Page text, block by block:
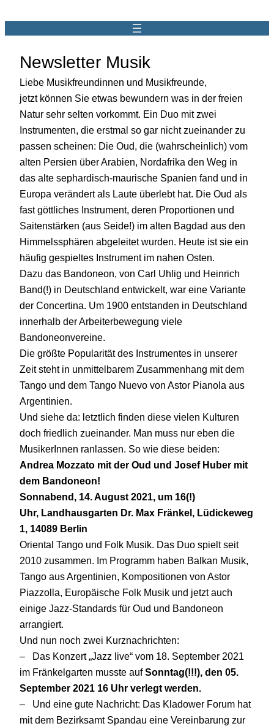
Newsletter Musik
Liebe Musikfreundinnen und Musikfreunde,
jetzt können Sie etwas bewundern was in der freien
Natur sehr selten vorkommt. Ein Duo mit zwei
Instrumenten, die erstmal so gar nicht zueinander zu
passen scheinen: Die Oud, die (wahrscheinlich) vom
alten Persien über Arabien, Nordafrika den Weg in
das alte sephardisch-maurische Spanien fand und in
Europa verändert als Laute überlebt hat. Die Oud als
fast göttliches Instrument, deren Proportionen und
Saitenstärken (aus Seide!) im alten Bagdad aus den
Himmelssphären abgeleitet wurden. Heute ist sie ein
häufig gespieltes Instrument im nahen Osten.
Dazu das Bandoneon, von Carl Uhlig und Heinrich
Band(!) in Deutschland entwickelt, war eine Variante
der Concertina. Um 1900 entstanden in Deutschland
innerhalb der Arbeiterbewegung viele
Bandoneonvereine.
Die größte Popularität des Instrumentes in unserer
Zeit steht in unmittelbarem Zusammenhang mit dem
Tango und dem Tango Nuevo von Astor Pianola aus
Argentinien.
Und siehe da: letztlich finden diese vielen Kulturen
doch friedlich zueinander. Man muss nur eben die
MusikerInnen ranlassen. So wie diese beiden:
Andrea Mozzato mit der Oud und Josef Huber mit
dem Bandoneon!
Sonnabend, 14. August 2021, um 16(!)
Uhr, Landhausgarten Dr. Max Fränkel, Lüdickeweg
1, 14089 Berlin
Oriental Tango und Folk Musik. Das Duo spielt seit
2010 zusammen. Im Programm haben Balkan Musik,
Tango aus Argentinien, Kompositionen von Astor
Piazzolla, Europäische Folk Musik und jetzt auch
einige Jazz-Standards für Oud und Bandoneon
arrangiert.
Und nun noch zwei Kurznachrichten:
– Das Konzert „Jazz live“ vom 18. September 2021
im Fränkelgarten musste aufSonntag(!!!), den 05.
September 2021 16 Uhr verlegt werden.
– Und eine gute Nachricht: Das Kladower Forum hat
mit dem Bezirksamt Spandau eine Vereinbarung zur